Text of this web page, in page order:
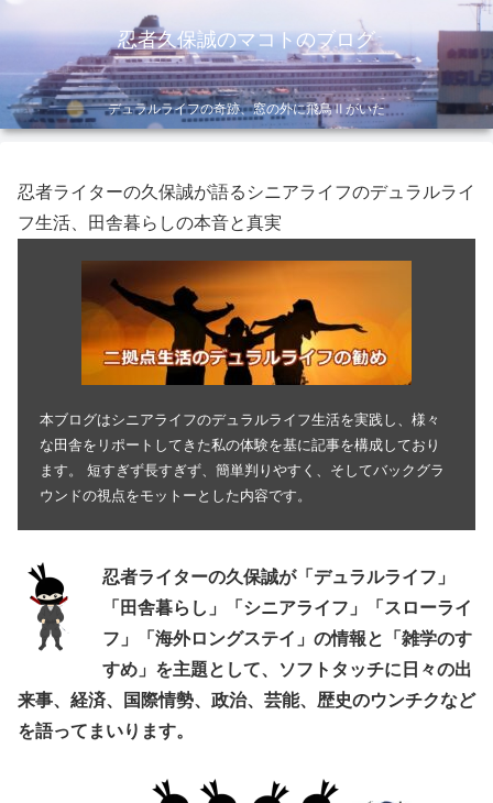
忍者久保誠のマコトのブログ
デュラルライフの奇跡、窓の外に飛鳥Ⅱがいた
忍者ライターの久保誠が語るシニアライフのデュラルライ
フ生活、田舎暮らしの本音と真実
本ブログはシニアライフのデュラルライフ生活を実践し、様々
な田舎をリポートしてきた私の体験を基に記事を構成しており
ます。 短すぎず長すぎず、簡単判りやすく、そしてバックグラ
ウンドの視点をモットーとした内容です。
忍者ライターの久保誠が「デュラルライフ」
「田舎暮らし」「シニアライフ」「スローライ
フ」「海外ロングステイ」の情報と「雑学のす
すめ」を主題として、ソフトタッチに日々の出
来事、経済、国際情勢、政治、芸能、歴史のウンチクなど
を語ってまいります。